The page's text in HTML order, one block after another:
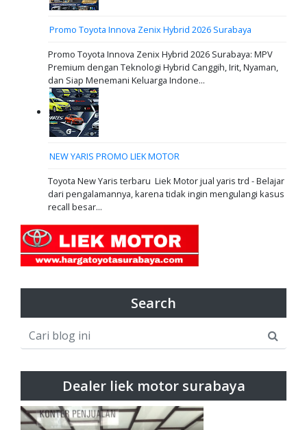
Promo Toyota Innova Zenix Hybrid 2026 Surabaya
Promo Toyota Innova Zenix Hybrid 2026 Surabaya: MPV
Premium dengan Teknologi Hybrid Canggih, Irit, Nyaman,
dan Siap Menemani Keluarga Indone...
NEW YARIS PROMO LIEK MOTOR
Toyota New Yaris terbaru Liek Motor jual yaris trd - Belajar
dari pengalamannya, karena tidak ingin mengulangi kasus
recall besar...
Search
Dealer liek motor surabaya